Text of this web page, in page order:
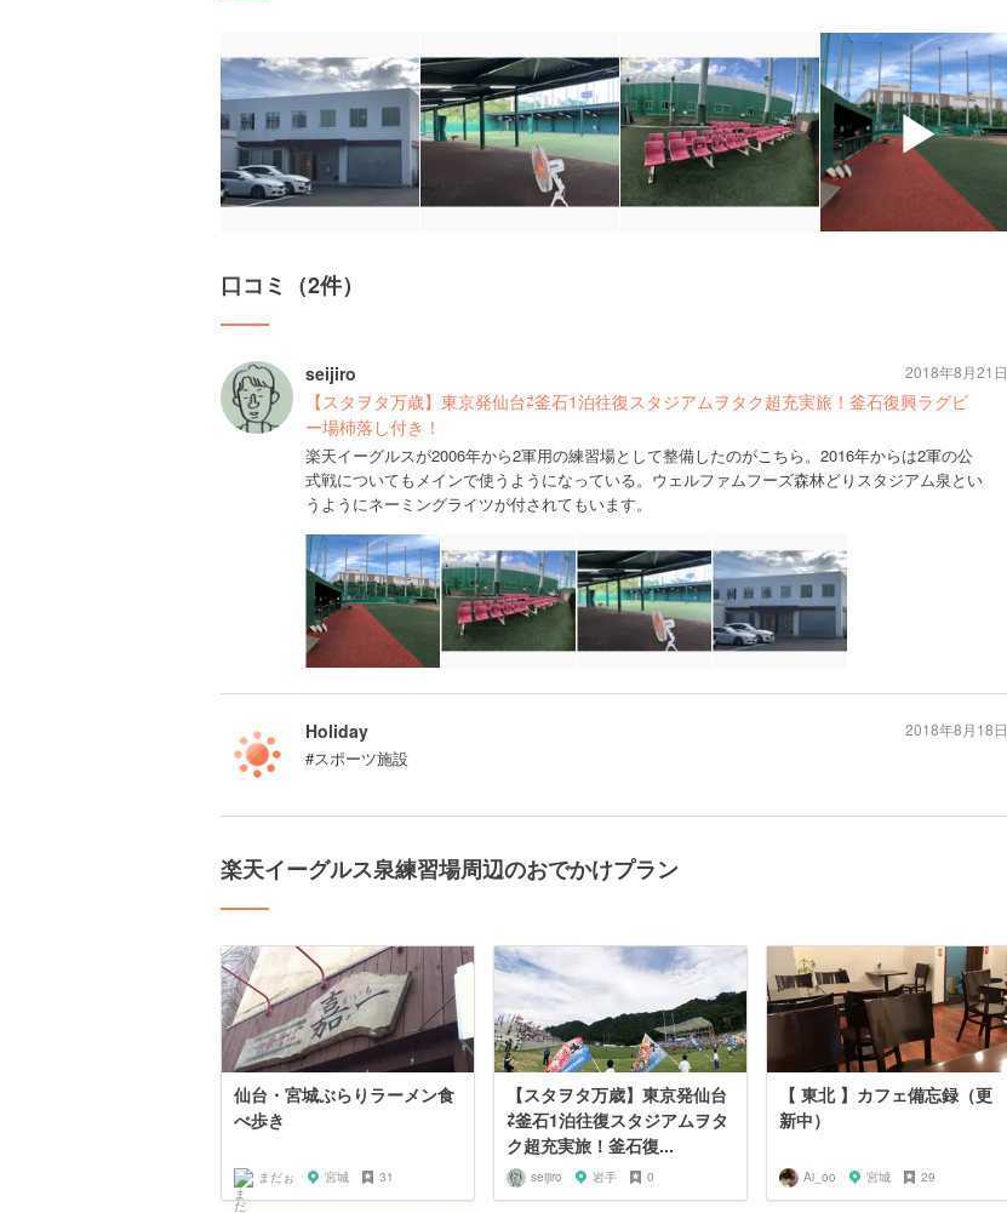
▶
口コミ（2件）
seijiro
【スタヲタ万歳】東京発仙台⇄釜石1泊往復スタジアムヲタク超充実旅！釜石復興ラグビ
ー場杮落し付き！
楽天イーグルスが2006年から2軍用の練習場として整備したのがこちら。2016年からは2軍の公
式戦についてもメインで使うようになっている。ウェルファムフーズ森林どりスタジアム泉とい
うようにネーミングライツが付されてもいます。
2018年8月21日
Holiday
#スポーツ施設
2018年8月18日
楽天イーグルス泉練習場周辺のおでかけプラン
仙台・宮城ぶらりラーメン食
べ歩き
まだぉ 宮城 31
【スタヲタ万歳】東京発仙台
⇄釜石1泊往復スタジアムヲタ
ク超充実旅！釜石復...
seijiro 岩手 0
【 東北 】カフェ備忘録（更
新中）
Ai_oo 宮城 29